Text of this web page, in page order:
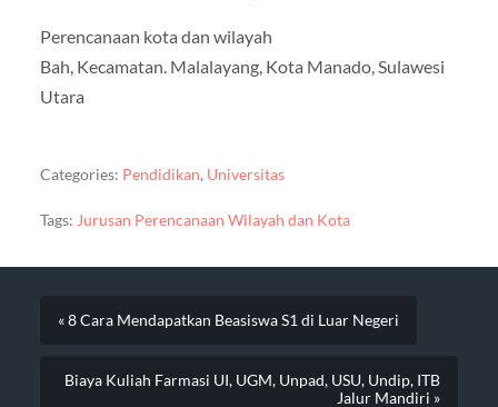
Perencanaan kota dan wilayah
Bah, Kecamatan. Malalayang, Kota Manado, Sulawesi
Utara
Categories: Pendidikan, Universitas
Tags: Jurusan Perencanaan Wilayah dan Kota
« 8 Cara Mendapatkan Beasiswa S1 di Luar Negeri
Biaya Kuliah Farmasi UI, UGM, Unpad, USU, Undip, ITB
Jalur Mandiri »